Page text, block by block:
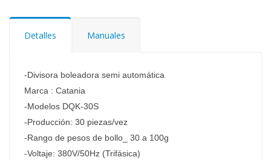
Detalles Manuales
-Divisora boleadora semi automática
Marca : Catania
-Modelos DQK-30S
-Producción: 30 piezas/vez
-Rango de pesos de bollo_ 30 a 100g
-Voltaje: 380V/50Hz (Trifásica)